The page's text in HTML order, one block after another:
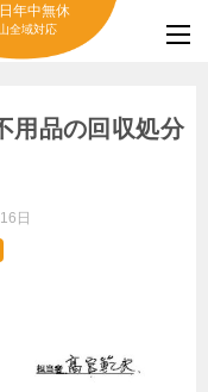
年中無休
全域対応
用品の回収処分
日